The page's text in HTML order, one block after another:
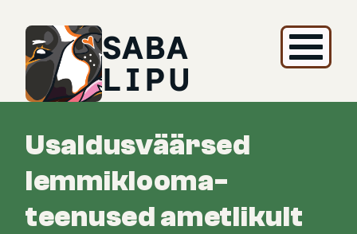
SABA
LIPU
Usaldus­väärsed
lemmik­looma­
teenused ametlikult